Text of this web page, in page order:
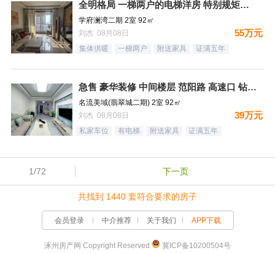
全明格局 一梯两户的电梯洋房 特别规矩的一个小区 集中供暖
学府澜湾二期 2室 92㎡
刘杰 08月08日
55万元
集体供暖 一梯两户 附送家具 证满五年
急售 豪华装修 中间楼层 范阳路 高速口 钻石广场
名流美域(翡翠城二期) 2室 92㎡
刘杰 08月08日
39万元
私家车位 有电梯 附送家具 证满五年
1/72 下一页
共找到 1440 套符合要求的房子
会员登录 中介推荐 关于我们 APP下载
涿州房产网 Copyright Reserved 冀ICP备10200504号